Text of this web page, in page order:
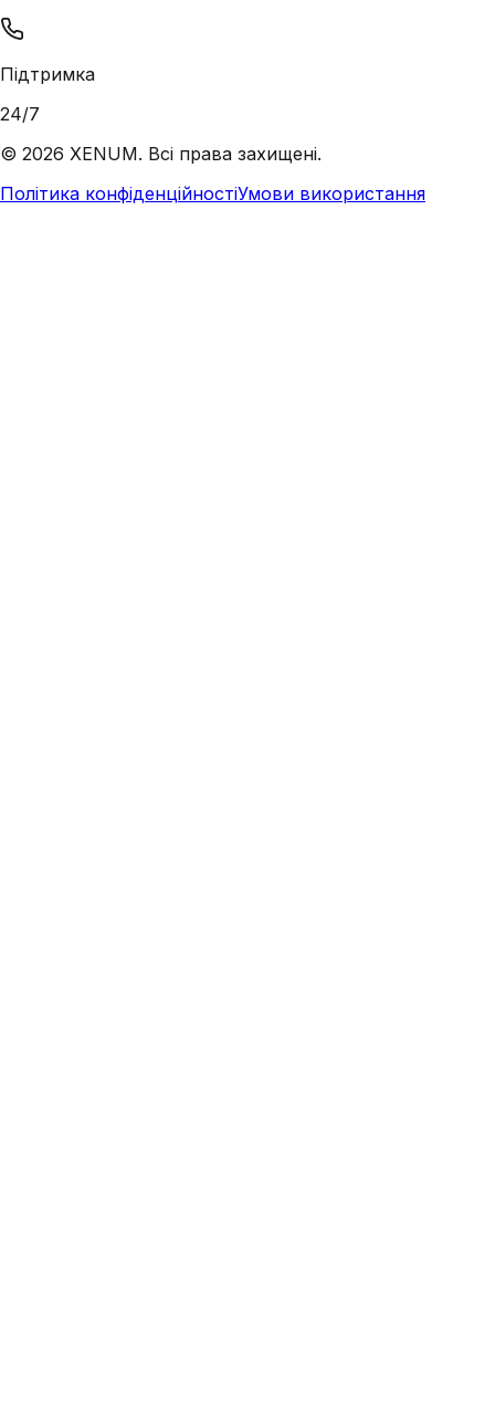
Підтримка
24/7
© 2026 XENUM. Всі права захищені.
Політика конфіденційностіУмови використання